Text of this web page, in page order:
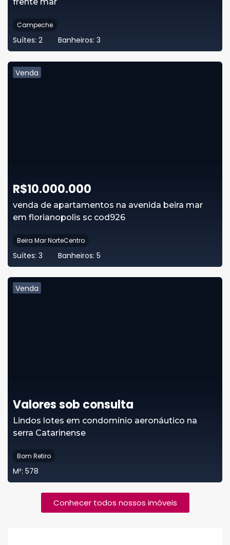
Campeche
Suítes: 2 Banheiros: 3
Venda
R$10.000.000
venda de apartamentos na avenida beira mar
em florianopolis sc cod926
Beira Mar NorteCentro
Suítes: 3 Banheiros: 5
Venda
Valores sob consulta
Lindos lotes em condomínio aeronáutico na
serra Catarinense
Bom Retiro
M²: 578
Conhecer todos nossos imóveis